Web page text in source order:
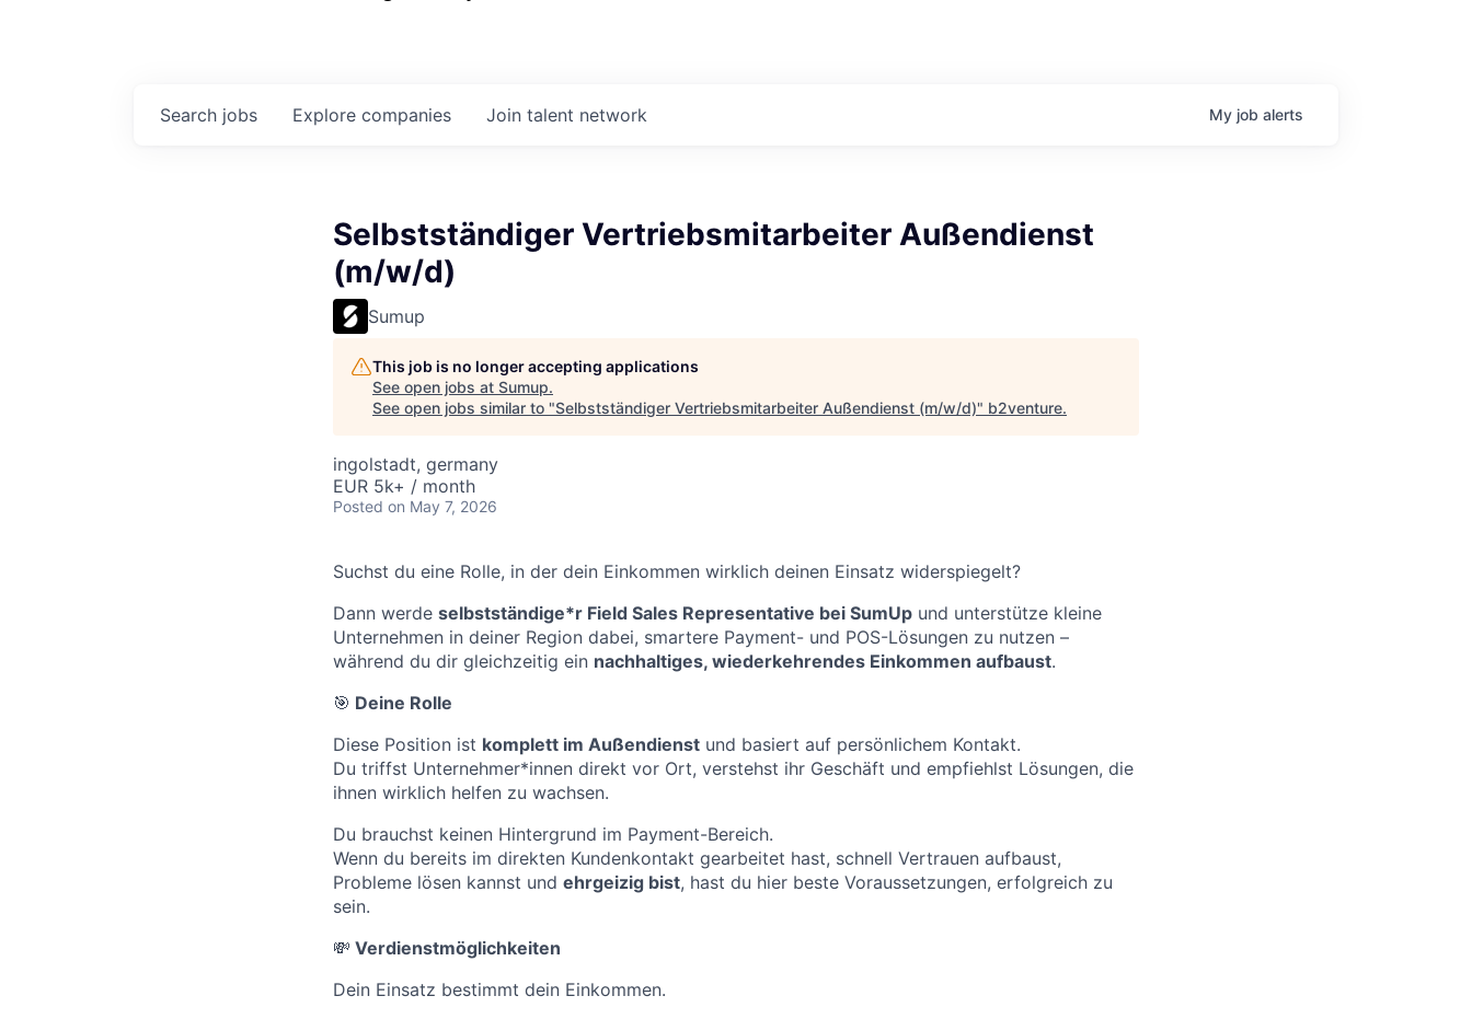
Search jobs Explore companies Join talent network My job alerts
Selbstständiger Vertriebsmitarbeiter Außendienst
(m/w/d)
Sumup
This job is no longer accepting applications
See open jobs at Sumup.
See open jobs similar to "Selbstständiger Vertriebsmitarbeiter Außendienst (m/w/d)" b2venture.
ingolstadt, germany
EUR 5k+ / month
Posted on May 7, 2026
Suchst du eine Rolle, in der dein Einkommen wirklich deinen Einsatz widerspiegelt?
Dann werde selbstständige*r Field Sales Representative bei SumUp und unterstütze kleine
Unternehmen in deiner Region dabei, smartere Payment- und POS-Lösungen zu nutzen –
während du dir gleichzeitig ein nachhaltiges, wiederkehrendes Einkommen aufbaust.
🎯 Deine Rolle
Diese Position ist komplett im Außendienst und basiert auf persönlichem Kontakt.
Du triffst Unternehmer*innen direkt vor Ort, verstehst ihr Geschäft und empfiehlst Lösungen, die
ihnen wirklich helfen zu wachsen.
Du brauchst keinen Hintergrund im Payment-Bereich.
Wenn du bereits im direkten Kundenkontakt gearbeitet hast, schnell Vertrauen aufbaust,
Probleme lösen kannst und ehrgeizig bist, hast du hier beste Voraussetzungen, erfolgreich zu
sein.
💸 Verdienstmöglichkeiten
Dein Einsatz bestimmt dein Einkommen.